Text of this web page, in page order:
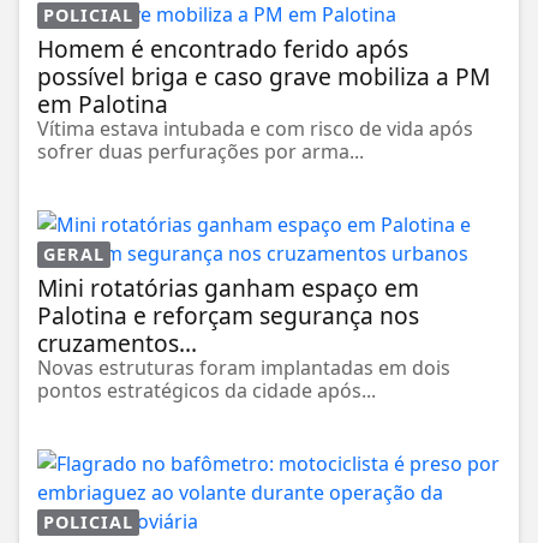
POLICIAL
Homem é encontrado ferido após
possível briga e caso grave mobiliza a PM
em Palotina
Vítima estava intubada e com risco de vida após
sofrer duas perfurações por arma...
GERAL
Mini rotatórias ganham espaço em
Palotina e reforçam segurança nos
cruzamentos...
Novas estruturas foram implantadas em dois
pontos estratégicos da cidade após...
POLICIAL